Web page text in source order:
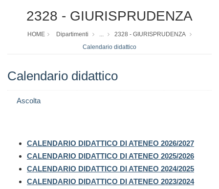
2328 - GIURISPRUDENZA
HOME Dipartimenti ...
2328 - GIURISPRUDENZA
Calendario didattico
Calendario didattico
Ascolta
CALENDARIO DIDATTICO DI ATENEO 2026/2027
CALENDARIO DIDATTICO DI ATENEO 2025/2026
CALENDARIO DIDATTICO DI ATENEO 2024/2025
CALENDARIO DIDATTICO DI ATENEO 2023/2024